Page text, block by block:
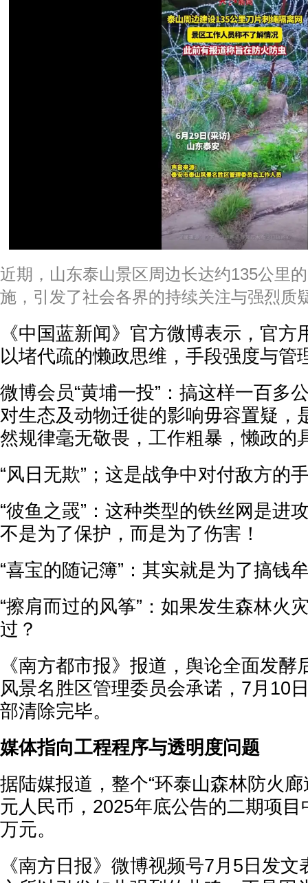
近期，山东泰山景区周边长达约135公里
施，引发了社会各界的持续关注与强烈质
《中国蓝新闻》官方微博表示，官
以堵代疏的懒政思维，手段强度与管
微博会员“黄埔一投”：搞这样一百多
对生态及动物迁徙的影响毋容置疑，
然规律毫无敬畏，工作粗暴，懒政的
“风日无欺”；这是战争中对付敌方的
“彼鱼之罭”：这种类型的铁丝网是进
不是为了保护，而是为了伤害！
“喜宝的随记簿”：其实就是为了搞钱
“擦肩而过的风筝”：如果发生森林火
过？
《南方都市报》报道，舆论全面发酵
风景名胜区管理委员会承诺，7月10
部清除完毕。
媒体指向工程程序与透明度问题
据陆媒报道，整个“环泰山森林防火
元人民币，2025年底公告的二期项
万元。
《南方日报》微博视频号7月5日发